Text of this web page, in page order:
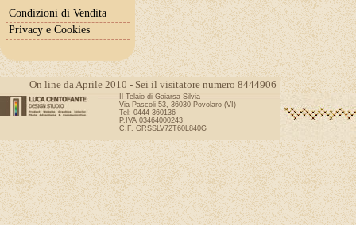
Condizioni di Vendita
Privacy e Cookies
On line da Aprile 2010 - Sei il visitatore numero 8444906
Il Telaio di Gaiarsa Silvia
Via Pascoli 53, 36030 Povolaro (VI)
Tel: 0444 360136
P.IVA 03464000243
C.F. GRSSLV72T60L840G